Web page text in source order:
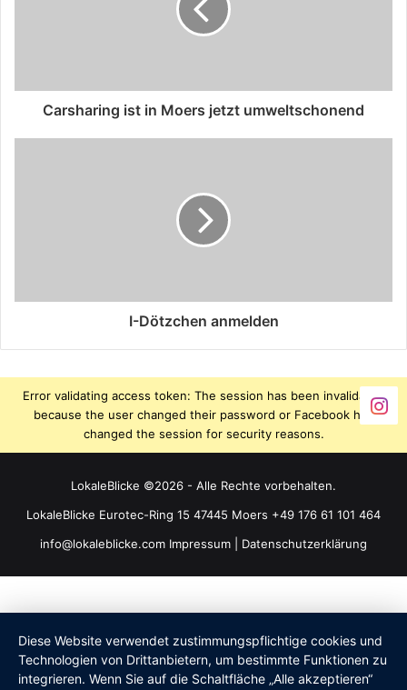
Carsharing ist in Moers jetzt umweltschonend
I-Dötzchen anmelden
Error validating access token: The session has been invalidated
because the user changed their password or Facebook has
changed the session for security reasons.
LokaleBlicke ©2026 - Alle Rechte vorbehalten.
LokaleBlicke Eurotec-Ring 15 47445 Moers +49 176 61 101 464
info@lokaleblicke.com Impressum Datenschutzerklärung
Diese Website verwendet zustimmungspflichtige cookies und
Technologien von Drittanbietern, um bestimmte Funktionen zu
integrieren. Wenn Sie auf die Schaltfläche „Alle akzeptieren“